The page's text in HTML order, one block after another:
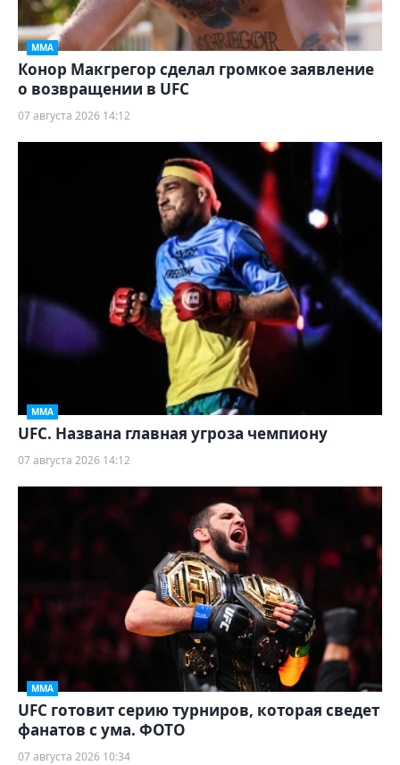
ММА
Конор Макгрегор сделал громкое заявление
о возвращении в UFC
07 августа 2026 14:12
ММА
UFC. Названа главная угроза чемпиону
07 августа 2026 14:12
ММА
UFC готовит серию турниров, которая сведет
фанатов с ума. ФОТО
07 августа 2026 10:34